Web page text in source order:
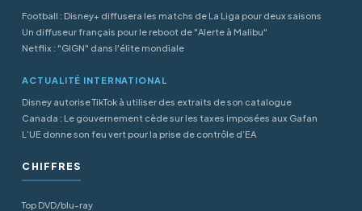
Football : Disney+ diffusera les matchs de La Liga pour deux saisons
Un diffuseur français pour le reboot de "Alerte à Malibu"
Netflix : "GIGN" dans l'élite mondiale
ACTUALITÉ INTERNATIONAL
Disney autorise TikTok à utiliser des extraits de son catalogue
Canada : Le gouvernement cède sur les taxes imposées aux Gafan
L’UE donne son feu vert pour la prise de contrôle d’EA
CHIFFRES
Top DVD/blu-ray